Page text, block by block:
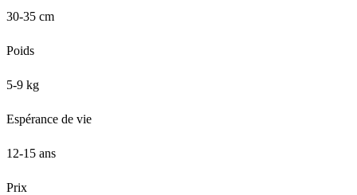
30-35 cm
Poids
5-9 kg
Espérance de vie
12-15 ans
Prix